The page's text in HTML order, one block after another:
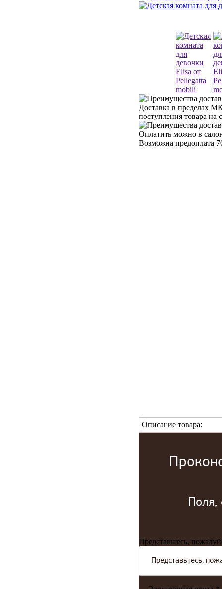
Доставка в пределах
поступления товара на
Оплатить можно в
Возможна предоплата
Описание товара:
Поля,
Представьтесь,